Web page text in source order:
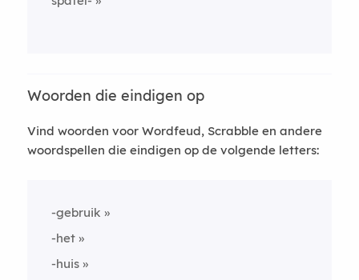
Woorden die eindigen op
Vind woorden voor Wordfeud, Scrabble en andere
woordspellen die eindigen op de volgende letters:
-gebruik
-het
-huis